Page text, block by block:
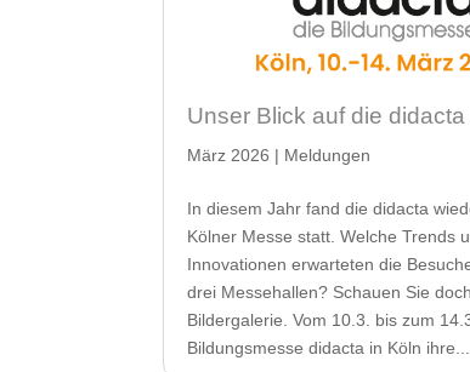
Unser Blick auf die
März 2026 | Meldungen
In diesem Jahr fand die didacta
Kölner Messe statt. Welche Trends
Innovationen erwarteten die
drei Messehallen? Schauen Sie
Bildergalerie. Vom 10.3. bis zum
Bildungsmesse didacta in Köln ihre...